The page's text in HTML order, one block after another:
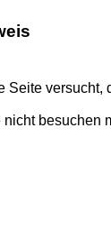
Seite versucht,
besuchen